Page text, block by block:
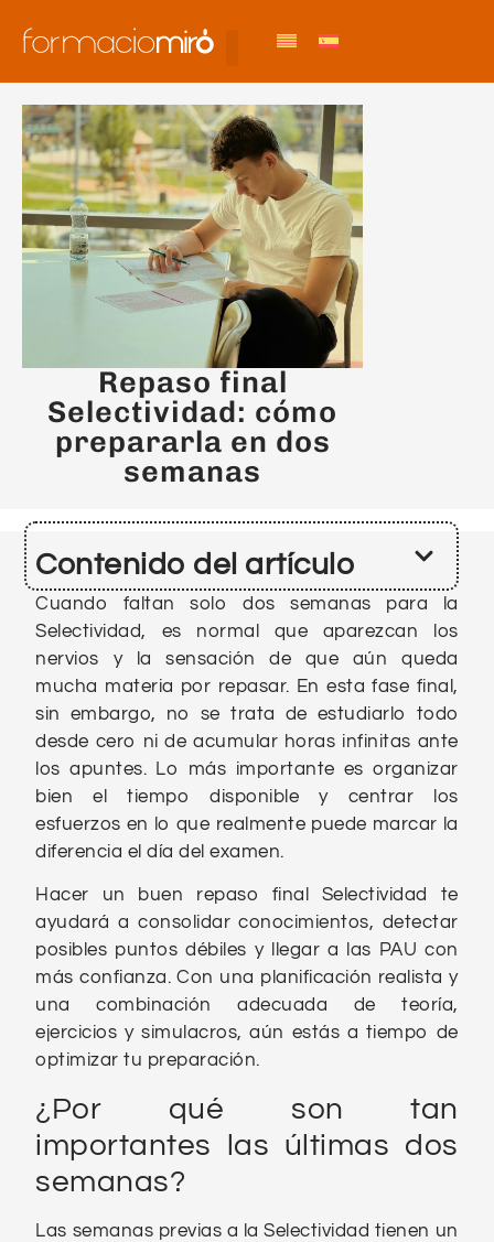
Repaso final
Selectividad: cómo
prepararla en dos
semanas
Contenido del artículo
Cuando faltan solo dos semanas para la
Selectividad, es normal que aparezcan los
nervios y la sensación de que aún queda
mucha materia por repasar. En esta fase final,
sin embargo, no se trata de estudiarlo todo
desde cero ni de acumular horas infinitas ante
los apuntes. Lo más importante es organizar
bien el tiempo disponible y centrar los
esfuerzos en lo que realmente puede marcar la
diferencia el día del examen.
Hacer un buen repaso final Selectividad te
ayudará a consolidar conocimientos, detectar
posibles puntos débiles y llegar a las PAU con
más confianza. Con una planificación realista y
una combinación adecuada de teoría,
ejercicios y simulacros, aún estás a tiempo de
optimizar tu preparación.
¿Por qué son tan
importantes las últimas dos
semanas?
Las semanas previas a la Selectividad tienen un